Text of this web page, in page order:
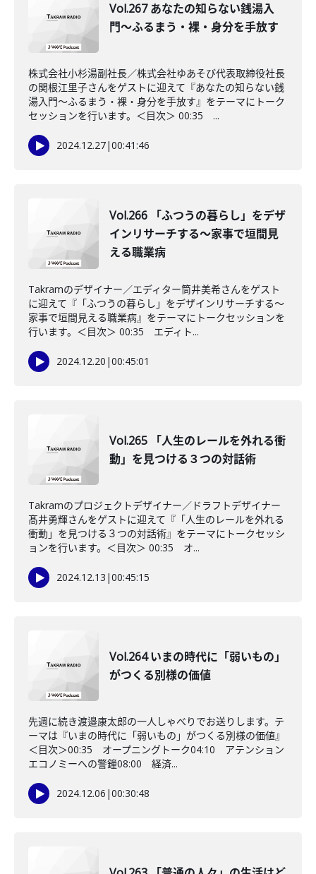
Vol.267 あなたの知らない銭湯入
門〜ふるまう・裸・身分を手放す
株式会社小杉湯副社長／株式会社ゆあそび代表取締役社長
の関根江里子さんをゲストに迎えて『あなたの知らない銭
湯入門〜ふるまう・裸・身分を手放す』をテーマにトーク
セッションを行います。＜目次＞ 00:35 ...
2024.12.27|00:41:46
Vol.266 「ふつうの暮らし」をデザ
インリサーチする～家事で垣間見
える職業病
Takramのデザイナー／エディター筒井美希さんをゲスト
に迎えて『「ふつうの暮らし」をデザインリサーチする～
家事で垣間見える職業病』をテーマにトークセッションを
行います。＜目次＞ 00:35 エディト...
2024.12.20 |00:45:01
Vol.265 「人生のレールを外れる衝
動」を見つける３つの対話術
Takramのプロジェクトデザイナー／ドラフトデザイナー
髙井勇輝さんをゲストに迎えて『「人生のレールを外れる
衝動」を見つける３つの対話術』をテーマにトークセッシ
ョンを行います。＜目次＞ 00:35 オ...
2024.12.13 |00:45:15
Vol.264 いまの時代に「弱いもの」
がつくる別様の価値
先週に続き渡邉康太郎の一人しゃべりでお送りします。テ
ーマは『いまの時代に「弱いもの」がつくる別様の価値』
＜目次＞00:35 オープニングトーク04:10 アテンション
エコノミーへの警鐘08:00 経済...
2024.12.06 |00:30:48